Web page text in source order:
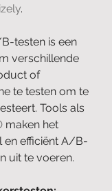
.
testen is een
verschillende
of
te testen om te
Tools als
maken het
en efficiënt A/B-
uit te voeren.